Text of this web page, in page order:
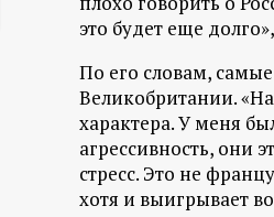
о
н
н
ы
это будет еще
По его словам,
Великобритании.
характера. У меня
агрессивность, они
стресс. Это не
хотя и выигрывает